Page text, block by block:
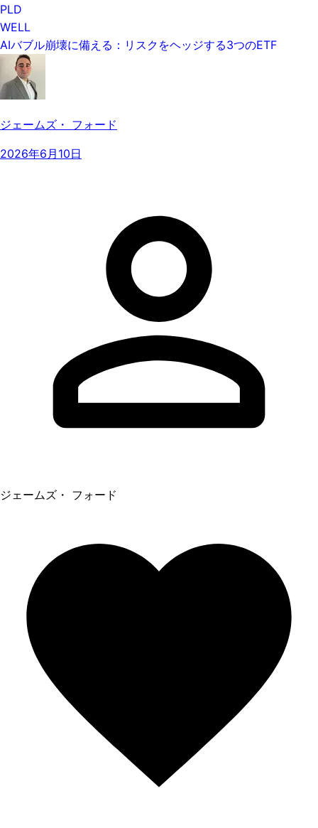
PLD
WELL
AIバブル崩壊に備える：リスクをヘッジする3つのETF
ジェームズ・ フォード
2026年6月10日
ジェームズ・ フォード